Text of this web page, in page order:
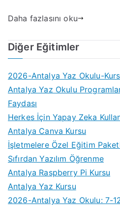
Daha fazlasını oku
Diğer Eğitimler
2026-Antalya Yaz Okulu-
Antalya Yaz Okulu
Faydası
Herkes İçin Yapay Zeka
Antalya Canva Kursu
İşletmelere Özel Eğitim
Sıfırdan Yazılım Öğrenme
Antalya Raspberry Pi Kursu
Antalya Yaz Kursu
2026-Antalya Yaz Okulu: 7-